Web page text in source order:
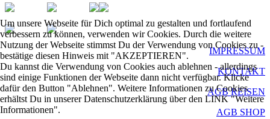
IMPRESSUM
KONTAKT
AGB REISEN
AGB SHOP
Um unsere Webseite für Dich optimal zu gestalten und fortlaufend
verbessern zu können, verwenden wir Cookies. Durch die weitere
Nutzung der Webseite stimmst Du der Verwendung von Cookies zu -
bestätige diesen Hinweis mit "AKZEPTIEREN".
Du kannst die Verwendung von Cookies auch ablehnen - allerdings
sind einige Funktionen der Webseite dann nicht verfügbar. Klicke
dafür den Button "Ablehnen". Weitere Informationen zu Cookies
erhältst Du in unserer Datenschutzerklärung über den LINK "Weitere
Informationen".